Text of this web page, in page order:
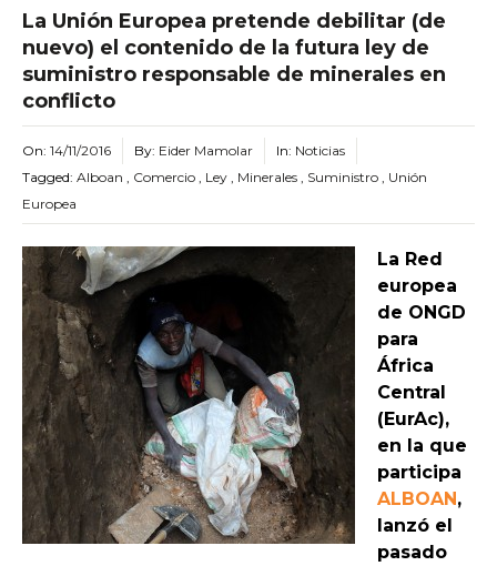
La Unión Europea pretende debilitar (de
nuevo) el contenido de la futura ley de
suministro responsable de minerales en
conflicto
On: 14/11/2016 By: Eider Mamolar In: Noticias
Tagged: Alboan Comercio Ley Minerales Suministro
Unión
Europea
La Red
europea
de ONGD
para
África
Central
(EurAc),
en la que
participa
ALBOAN,
lanzó el
pasado